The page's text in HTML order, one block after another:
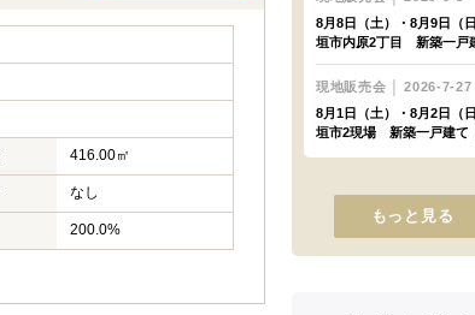
416.00㎡
なし
200.0%
もっと見る